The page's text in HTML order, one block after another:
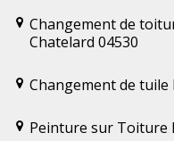
Changement de
Chatelard 04530
Changement de tuile
Peinture sur Toiture